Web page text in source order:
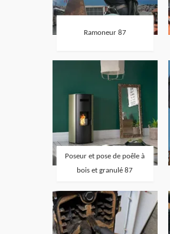
Ramoneur 87
Poseur et pose de poêle à
bois et granulé 87